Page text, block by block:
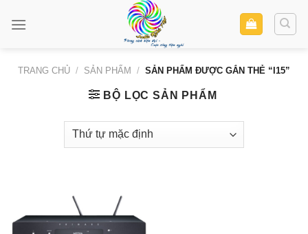
TRANG CHỦ / SẢN PHẨM / SẢN PHẨM ĐƯỢC GẮN THẺ “I15”
BỘ LỌC SẢN PHẨM